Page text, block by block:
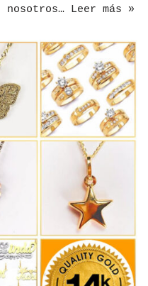
nosotros… Leer más »